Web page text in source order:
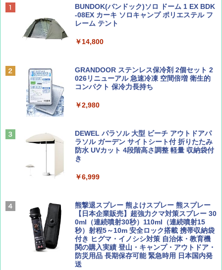
ディズニーファン ２０２６年 ９月号 [雑
誌] (ＤＩＳＮＥＹ ＦＡＮ)
BE-PAL(ビ-パル) 2026年 9 月号【特別付録:
SOTO ミニマル"旅"財布 ランダム2種】
山と溪谷 2026年8月号「南アルプス大全」
￥1,540
￥1,540
AIRLINE（エアライン）2026年9月号【特
集】ボーイング110周年を祝して！
D40 地球の歩き方 チェンマイ タイ北部の魅
力的な町 2026～2027 地球の歩き方D アジア
A09 地球の歩き方 イタリア 2026～2027 地
球の歩き方A ヨーロッパ
地球の歩き方 スター・ウォーズ
￥2,695
ァキア 2026～2027 地球の歩き方A ヨーロッ
パ
￥2,277
新しい日本地理 地図・統計・移動から読み
解く (講談社現代新書)
[キャンパーズコレクション 山善] ポップアッ
プテント 傘みたいに広げて畳める パッとサ
ッとサンシェード キューブ フルクローズ メ
&ハイキング カーキ PATC-150(KH)
PYKES PEAK (パイクスピーク) 着替えテン
人用 折りたたみ 防災グッズ 災害用トイレ ビ
￥4,980
テント ワンタッチ RENEW 幅200 2-3人用 43
￥5,999
[キャンパーズコレクション 山善] 傘みたいに
広げるだけ パッとサッとテント ブラックコ
ーティング フルクローズ メッシュ 3-4人用
簡単設置 ポップアップテント エクルベージ
ュ(BC仕様) PATC-150B(EB)
BUNDOK(バンドック)ソロ ドーム 1 EX BDK
-08EX カーキ ソロキャンプ ポリエステル フ
レーム テント
￥14,800
GRANDOOR ステンレス保冷剤 2個セット 2
026リニューアル 急速冷凍 空間倍増 衛生的
コンパクト 保冷力長持ち
￥2,980
DEWEL パラソル 大型 ビーチ アウトドアパ
ラソル ガーデン サイトシート付 折りたたみ
防水 UVカット 4段階高さ調整 軽量 収納袋付
き
￥6,999
熊撃退スプレー 熊よけスプレー 熊スプレー
【日本企業販売】超強力クマ対策スプレー 30
0ml（連続噴射30秒）110ml（連続噴射15
秒）射程5～10m 安全ロック搭載 携帯収納袋
付き ヒグマ・イノシシ対策 自治体・教育機
関の購入実績 登山・キャンプ・アウトドア・
防災用品 長期保存可能 緊急時用 日本国内発
送